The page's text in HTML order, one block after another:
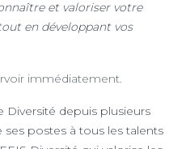
et valoriser votre
en développant vos
immédiatement.
Diversité depuis plusieurs
ses postes à tous les talents